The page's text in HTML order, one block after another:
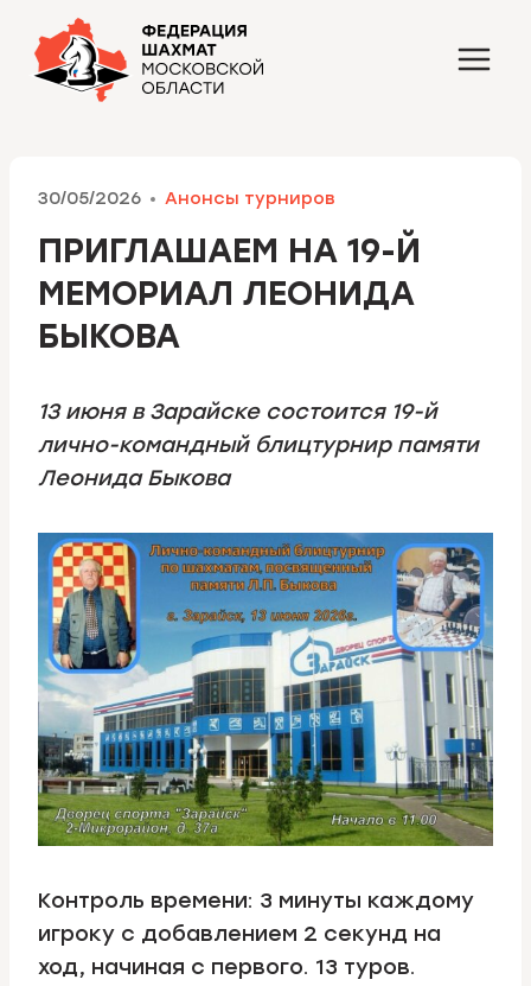
Перейти
содержимому
30/05/2026 Анонсы турниров
ПРИГЛАШАЕМ НА 19-Й
МЕМОРИАЛ ЛЕОНИДА
БЫКОВА
13 июня в Зарайске состоится 19-й
лично-командный блицтурнир памяти
Леонида Быкова
Контроль времени: 3 минуты каждому
игроку с добавлением 2 секунд на
ход, начиная с первого. 13 туров.